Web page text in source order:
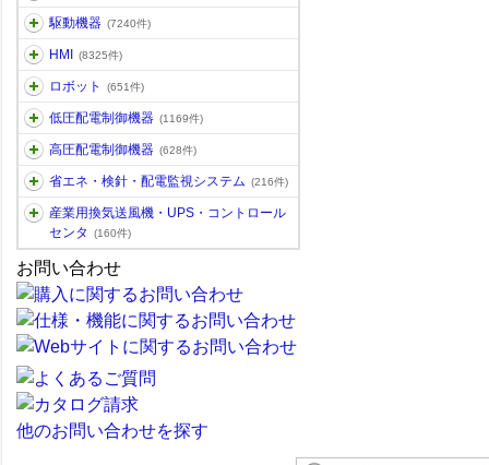
駆動機器 (7240件)
HMI (8325件)
ロボット (651件)
低圧配電制御機器 (1169件)
高圧配電制御機器 (628件)
省エネ・検針・配電監視システム (216件)
産業用換気送風機・UPS・コントロール
センタ
(160件)
お問い合わせ
他のお問い合わせを探す